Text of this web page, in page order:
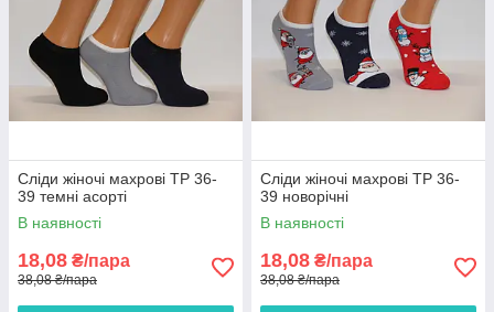
Сліди жіночі махрові ТР 36-
39 темні асорті
В наявності
18,08 ₴/пара
38,08 ₴/пара
Сліди жіночі махрові ТР 36-
39 новорічні
В наявності
18,08 ₴/пара
38,08 ₴/пара